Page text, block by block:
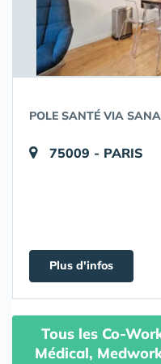
POLE SANTÉ VIA
75009 - PARIS
Plus d'infos
Tous les Co-
Médical,